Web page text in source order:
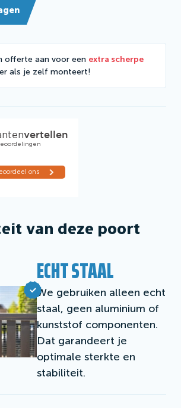
offerte aan voor een extra scherpe
als je zelf monteert!
van deze poort
ECHT STAAL
We gebruiken alleen echt
staal, geen aluminium of
kunststof componenten.
Dat garandeert je
optimale sterkte en
stabiliteit.